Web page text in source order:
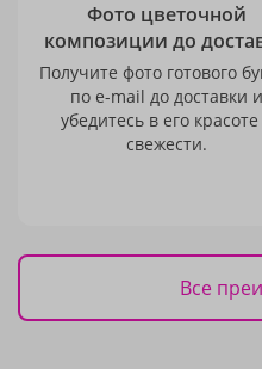
Фото цветочной
композиции до
Получите фото готового
по e-mail до доставки и
убедитесь в его
свежести.
Все